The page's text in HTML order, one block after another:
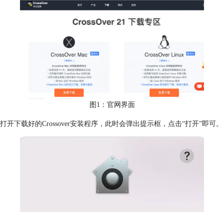
图1：官网界面
打开下载好的Crossover安装程序，此时会弹出提示框，点击“打开”即可。